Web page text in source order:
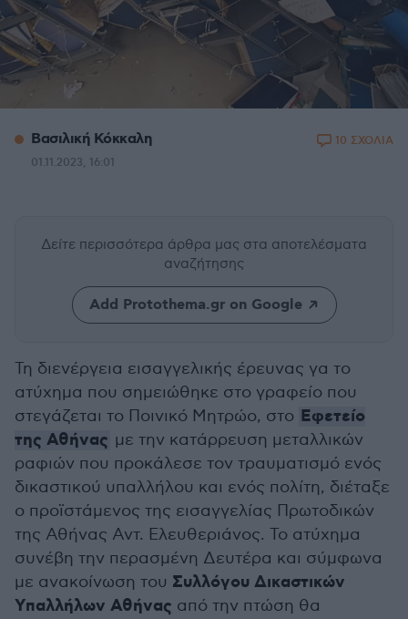
Βασιλική Κόκκαλη
01.11.2023, 16:01
10 ΣΧΟΛΙΑ
Δείτε περισσότερα άρθρα μας στα αποτελέσματα
αναζήτησης
Add Protothema.gr on Google
Τη διενέργεια εισαγγελικής έρευνας γα το
ατύχημα που σημειώθηκε στο γραφείο που
στεγάζεται το Ποινικό Μητρώο, στο Εφετείο
της Αθήνας με την κατάρρευση μεταλλικών
ραφιών που προκάλεσε τον τραυματισμό ενός
δικαστικού υπαλλήλου και ενός πολίτη, διέταξε
ο προϊστάμενος της εισαγγελίας Πρωτοδικών
της Αθήνας Αντ. Ελευθεριάνος. Το ατύχημα
συνέβη την περασμένη Δευτέρα και σύμφωνα
με ανακοίνωση του Συλλόγου Δικαστικών
Υπαλλήλων Αθήνας από την πτώση θα